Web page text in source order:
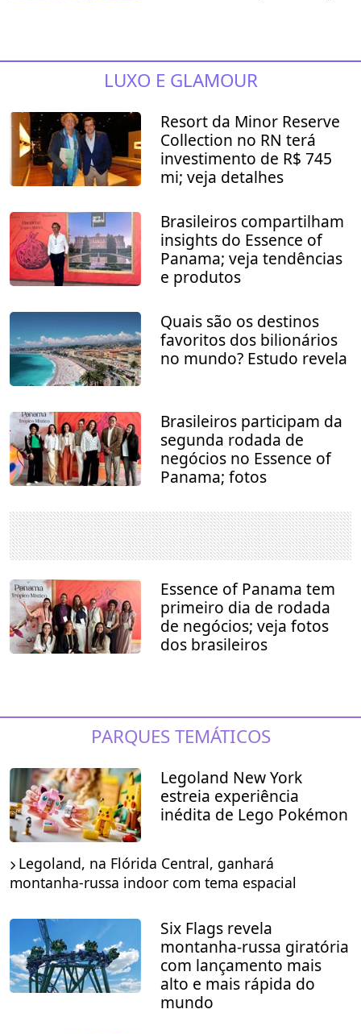
LUXO E GLAMOUR
Resort da Minor Reserve
Collection no RN terá
investimento de R$ 745
mi; veja detalhes
Brasileiros compartilham
insights do Essence of
Panama; veja tendências
e produtos
Quais são os destinos
favoritos dos bilionários
no mundo? Estudo revela
Brasileiros participam da
segunda rodada de
negócios no Essence of
Panama; fotos
Essence of Panama tem
primeiro dia de rodada
de negócios; veja fotos
dos brasileiros
PARQUES TEMÁTICOS
Legoland New York
estreia experiência
inédita de Lego Pokémon
Legoland, na Flórida Central, ganhará
montanha-russa indoor com tema espacial
Six Flags revela
montanha-russa giratória
com lançamento mais
alto e mais rápida do
mundo